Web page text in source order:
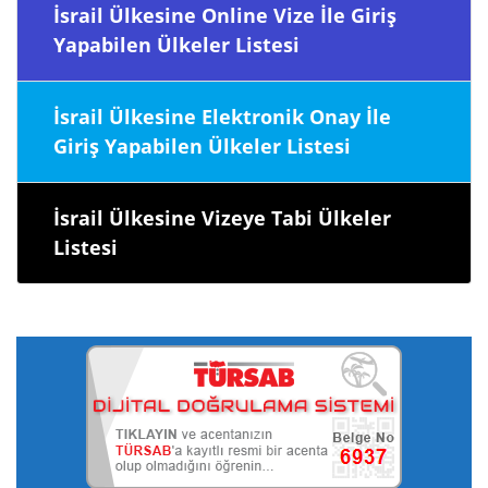
İsrail Ülkesine Online Vize İle Giriş
Yapabilen Ülkeler Listesi
İsrail Ülkesine Elektronik Onay İle
Giriş Yapabilen Ülkeler Listesi
İsrail Ülkesine Vizeye Tabi Ülkeler
Listesi